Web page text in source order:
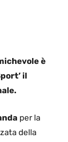
è
il
per la
della